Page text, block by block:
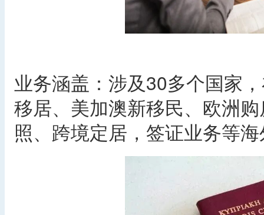
业务涵盖：涉及30多个国家
移居、美加澳新移民、欧洲
照、跨境定居，签证业务等